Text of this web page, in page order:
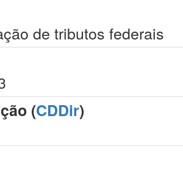
de tributos federais
(CDDir)